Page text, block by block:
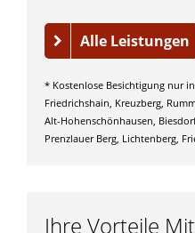
Alle Leistungen
* Kostenlose Besichtigung nur
Friedrichshain, Kreuzberg,
Alt-Hohenschönhausen,
Prenzlauer Berg, Lichtenberg,
Ihre Vorteile